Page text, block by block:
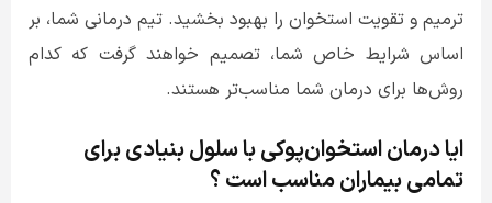
ترمیم و تقویت استخوان را بهبود بخشید. تیم درمانی شما، بر
اساس شرایط خاص شما، تصمیم خواهند گرفت که کدام
روش‌ها برای درمان شما مناسب‌تر هستند.
ایا درمان استخوان‌پوکی با سلول بنیادی برای
تمامی بیماران مناسب است ؟